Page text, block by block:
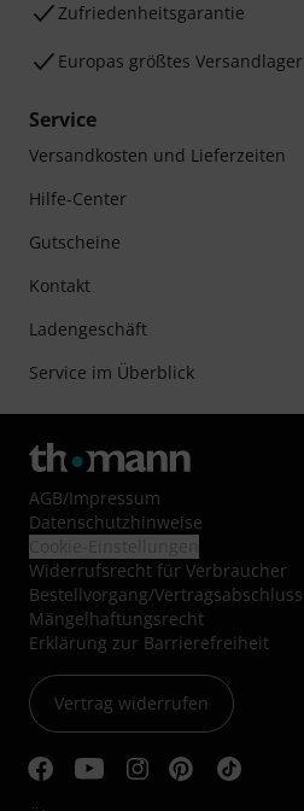
Zufriedenheitsgarantie
Europas größtes Versandlager
Service
Versandkosten und Lieferzeiten
Hilfe-Center
Gutscheine
Kontakt
Ladengeschäft
Service im Überblick
AGB/Impressum
Datenschutzhinweise
Widerrufsrecht für Verbraucher
Bestellvorgang/Vertragsabschluss
Mängelhaftungsrecht
Erklärung zur Barrierefreiheit
Vertrag widerrufen